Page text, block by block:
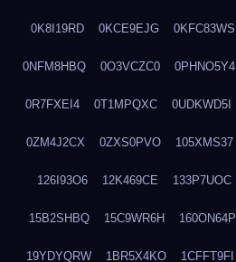
0K8I19RD 0KCE9EJG 0KFC83WS
0NFM8HBQ 0O3VCZC0 0PHNO5Y4
0R7FXEI4 0T1MPQXC 0UDKWD5I
0ZM4J2CX 0ZXS0PVO 105XMS37
126I93O6 12K469CE 133P7UOC
15B2SHBQ 15C9WR6H 160ON64P
19YDYQRW 1BR5X4KO 1CFFT9FI